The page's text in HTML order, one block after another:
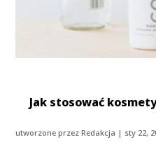
Jak stosować
utworzone przezRedakcja | sty 22,